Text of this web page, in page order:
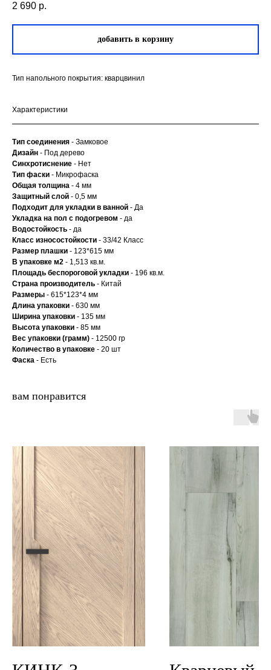
2 690 р.
добавить в корзину
Тип напольного покрытия: кварцвинил
Характеристики
Тип соединения - Замковое
Дизайн - Под дерево
Синхротиснение - Нет
Тип фаски - Микрофаска
Общая толщина - 4 мм
Защитный слой - 0,5 мм
Подходит для укладки в ванной - Да
Укладка на пол c подогревом - да
Водостойкость - да
Класс износостойкости - 33/42 Класс
Размер плашки - 123*615 мм
В упаковке м2 - 1,513 кв.м.
Площадь беспороговой укладки - 196 кв.м.
Страна производитель - Китай
Размеры - 615*123*4 мм
Длина упаковки - 630 мм
Ширина упаковки - 135 мм
Высота упаковки - 85 мм
Вес упаковки (грамм) - 12500 гр
Количество в упаковке - 20 шт
Фаска - Есть
вам понравится
двери.23
напольные покрытия
межкомнатные двери
входные двери
фурнитура
замер
акции
наши работы
контакты
8 (964) 907-64-47
алюминиевые
перегородки